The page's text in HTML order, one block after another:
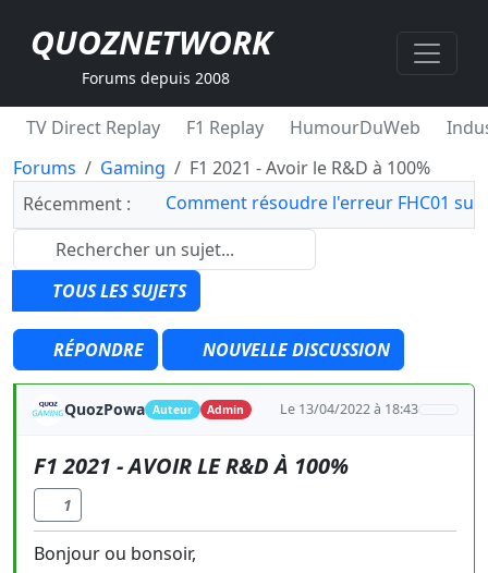
QUOZNETWORK
Forums depuis 2008
TV Direct Replay F1 Replay HumourDuWeb
Forums
Gaming
F1 2021 - Avoir le R&D à 100%
Récemment :
Comment résoudre l'erreur FHC01 sur
TOUS LES SUJETS
RÉPONDRE NOUVELLE DISCUSSION
QuozPowa Auteur Admin Le 13/04/2022 à 18:43
F1 2021 - AVOIR LE R&D À 100%
1
Bonjour ou bonsoir,